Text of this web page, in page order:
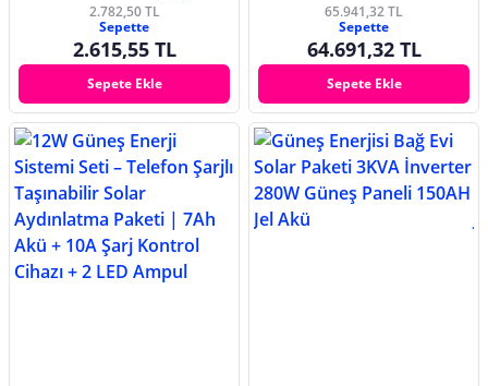
2.782,50 TL
Sepette
2.615,55 TL
Sepete Ekle
65.941,32 TL
Sepette
64.691,32 TL
Sepete Ekle